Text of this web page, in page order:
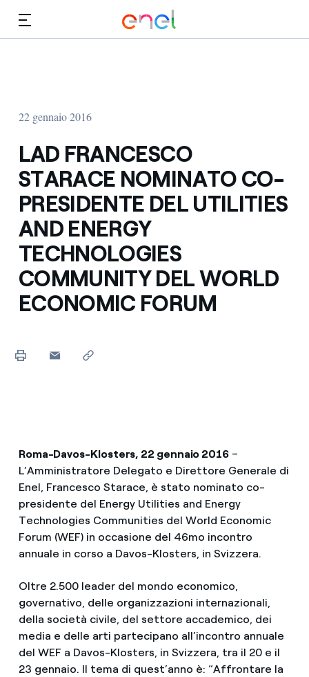
22 gennaio 2016
LAD FRANCESCO
STARACE NOMINATO CO-
PRESIDENTE DEL UTILITIES
AND ENERGY
TECHNOLOGIES
COMMUNITY DEL WORLD
ECONOMIC FORUM
Roma-Davos-Klosters, 22 gennaio 2016 –
L’Amministratore Delegato e Direttore Generale di
Enel, Francesco Starace, è stato nominato co-
presidente del Energy Utilities and Energy
Technologies Communities del World Economic
Forum (WEF) in occasione del 46mo incontro
annuale in corso a Davos-Klosters, in Svizzera.
Oltre 2.500 leader del mondo economico,
governativo, delle organizzazioni internazionali,
della società civile, del settore accademico, dei
media e delle arti partecipano all’incontro annuale
del WEF a Davos-Klosters, in Svizzera, tra il 20 e il
23 gennaio. Il tema di quest’anno è: “Affrontare la